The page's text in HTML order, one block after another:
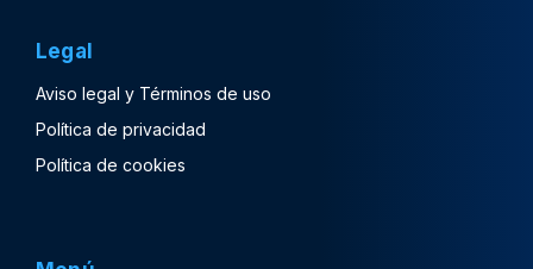
Legal
Aviso legal y Términos de uso
Política de privacidad
Política de cookies